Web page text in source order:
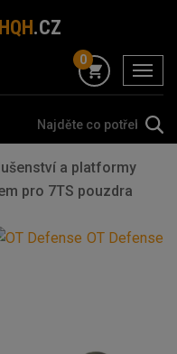
HQH.CZ
menu
0
a platformy
pro 7TS pouzdra
OT Defense